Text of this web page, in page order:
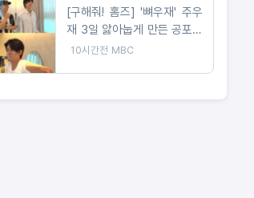
[구해줘! 홈즈] '뼈우재' 주우
재 3일 앓아눕게 만든 공포의
운동세권 임장!
10시간전 MBC